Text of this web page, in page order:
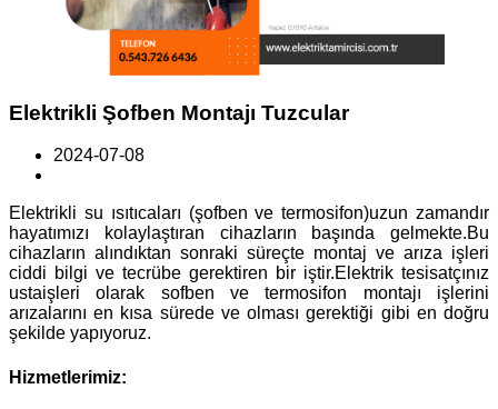
Elektrikli Şofben Montajı Tuzcular
2024-07-08
Elektrikli su ısıtıcaları (şofben ve termosifon)uzun zamandır
hayatımızı kolaylaştıran cihazların başında gelmekte.Bu
cihazların alındıktan sonraki süreçte montaj ve arıza işleri
ciddi bilgi ve tecrübe gerektiren bir iştir.Elektrik tesisatçınız
ustaişleri olarak sofben ve termosifon montajı işlerini
arızalarını en kısa sürede ve olması gerektiği gibi en doğru
şekilde yapıyoruz.
Hizmetlerimiz: